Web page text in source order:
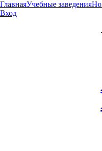
ГлавнаяУчебные заведения
Вход